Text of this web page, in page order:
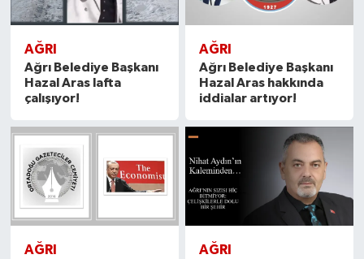
AĞRI
Ağrı Belediye Başkanı
Hazal Aras lafta
çalışıyor!
AĞRI
Ağrı Belediye Başkanı
Hazal Aras hakkında
iddialar artıyor!
AĞRI AĞRI